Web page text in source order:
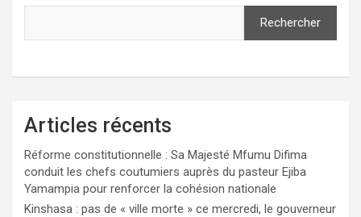
Rechercher
Articles récents
Réforme constitutionnelle : Sa Majesté Mfumu Difima
conduit les chefs coutumiers auprès du pasteur Ejiba
Yamampia pour renforcer la cohésion nationale
Kinshasa : pas de « ville morte » ce mercredi, le gouverneur